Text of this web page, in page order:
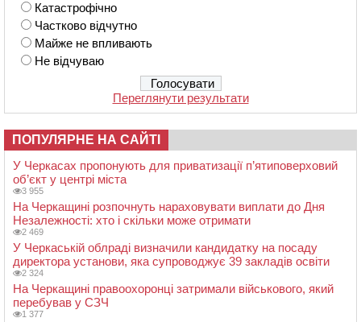
Катастрофічно
Частково відчутно
Майже не впливають
Не відчуваю
Переглянути результати
ПОПУЛЯРНЕ НА САЙТІ
У Черкасах пропонують для приватизації п’ятиповерховий
об’єкт у центрі міста
3 955
На Черкащині розпочнуть нараховувати виплати до Дня
Незалежності: хто і скільки може отримати
2 469
У Черкаській облраді визначили кандидатку на посаду
директора установи, яка супроводжує 39 закладів освіти
2 324
На Черкащині правоохоронці затримали військового, який
перебував у СЗЧ
1 377